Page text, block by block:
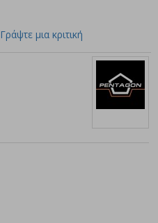
Γράψτε μια κριτική